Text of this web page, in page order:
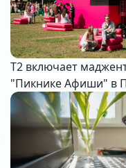
Т2 включает
"Пикнике Афиши" в